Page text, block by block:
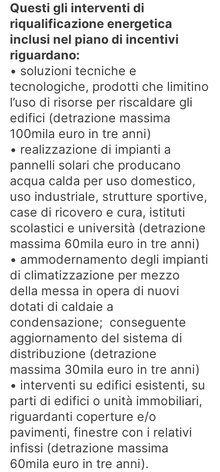
Questi gli interventi di
riqualificazione energetica
inclusi nel piano di incentivi
riguardano:
• soluzioni tecniche e
tecnologiche, prodotti che limitino
l’uso di risorse per riscaldare gli
edifici (detrazione massima
100mila euro in tre anni)
• realizzazione di impianti a
pannelli solari che producano
acqua calda per uso domestico,
uso industriale, strutture sportive,
case di ricovero e cura, istituti
scolastici e università (detrazione
massima 60mila euro in tre anni)
• ammodernamento degli impianti
di climatizzazione per mezzo
della messa in opera di nuovi
dotati di caldaie a
condensazione; conseguente
aggiornamento del sistema di
distribuzione (detrazione
massima 30mila euro in tre anni)
• interventi su edifici esistenti, su
parti di edifici o unità immobiliari,
riguardanti coperture e/o
pavimenti, finestre con i relativi
infissi (detrazione massima
60mila euro in tre anni).